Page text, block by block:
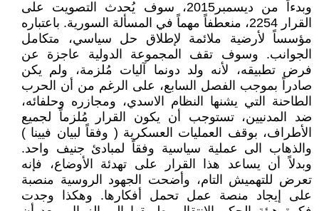
وبدءاً من ديسمبر2015، سوف يُحدث التصويت على
القرار 2254، منعطفاً مهماً في المسألة السورية. باعتباره
مؤسساً لأرضية ملائمة لإطلاق حل سياسي، متكامل
الجوانب. وسوف تقف المجموعة الدولية عاجزة عن
فرض تطبيقه، لأنه ولد دونما آليات مُلزمة، ولم يكن
صادراً بموجب الفصل السابع، على الرغم من أن الحرب
الطاحنة التي يشنها النظام الاسدي، ومجازره وحلفائه،
ضد المدنيين، تستوجب أن يكون القرار مُلزماً لجميع
الأطراف، بوقف العمليات العسكرية ( وفقاً لبيان فيينا )
والذهاب الى عملية سياسية وفقاً لمبادئ جنيف واحد.
وبدلاً أن يساعد هذا القرار على تهدئة الأوضاع، فإنه
تعرض للتهميش التام، وأضحت الجهود الروسية منصبة
على إيجاد منصة عمل تحمل أفكارها. وهكذا وجدت